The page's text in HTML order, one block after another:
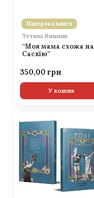
Паперова книга
Тетяна Винник
“Моя мама схожа на
Саскію”
350,00
У кошик